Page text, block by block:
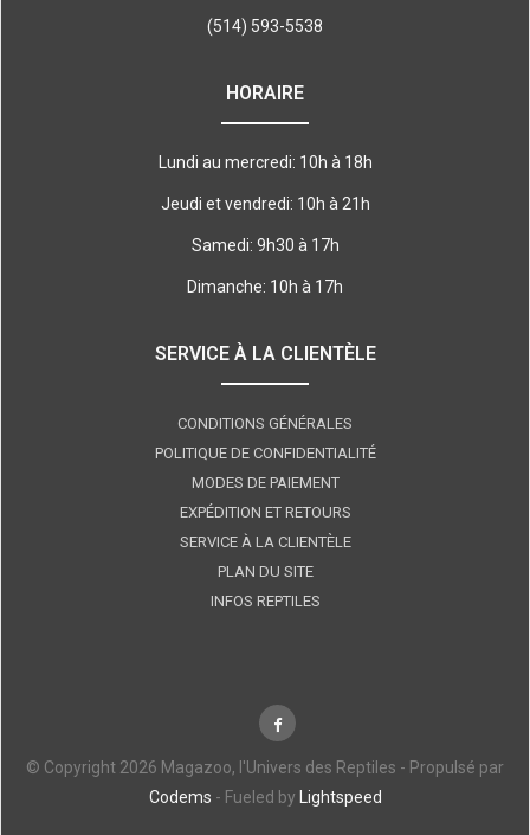
(514) 593-5538
HORAIRE
Lundi au mercredi: 10h à 18h
Jeudi et vendredi: 10h à 21h
Samedi: 9h30 à 17h
Dimanche: 10h à 17h
SERVICE À LA CLIENTÈLE
CONDITIONS GÉNÉRALES
POLITIQUE DE CONFIDENTIALITÉ
MODES DE PAIEMENT
EXPÉDITION ET RETOURS
SERVICE À LA CLIENTÈLE
PLAN DU SITE
INFOS REPTILES
© Copyright 2026 Magazoo, l'Univers des Reptiles - Propulsé par
Codems - Fueled by Lightspeed